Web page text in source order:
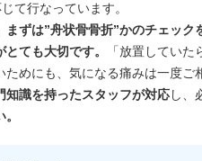
て行なっています。
まずは”舟状骨骨折”かのチェック
ても大切です。
「放置してい
めにも、気になる痛みは一度ご
知識を持ったスタッフが対応し、